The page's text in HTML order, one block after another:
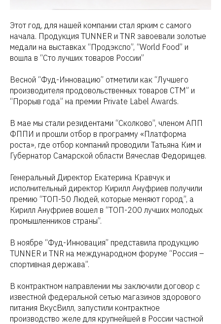
Этот год, для нашей компании стал ярким с самого
начала. Продукция TUNNER и TNR завоевали золотые
медали на выставках “Продэкспо”, “World Food” и
вошла в “Сто лучших товаров России”
Весной “Фуд-Инновацию” отметили как “Лучшего
производителя продовольственных товаров СТМ” и
“Прорыв года” на премии Private Label Awards.
В мае мы стали резидентами “Сколково”, членом АПП
ФППИ и прошли отбор в программу «Платформа
роста», где отбор компаний проводили Татьяна Ким и
Губернатор Самарской области Вячеслав Федорищев.
Генеральный Директор Екатерина Кравчук и
исполнительный директор Кирилл Ануфриев получили
премию “ТОП-50 Людей, которые меняют город”, а
Кирилл Ануфриев вошел в “ТОП-200 лучших молодых
промышленников страны”.
В ноябре “Фуд-Инновация” представила продукцию
TUNNER и TNR на международном форуме “Россия –
спортивная держава”.
В контрактном направлении мы заключили договор с
известной федеральной сетью магазинов здорового
питания ВкусВилл, запустили контрактное
производство желе для крупнейшей в России частной